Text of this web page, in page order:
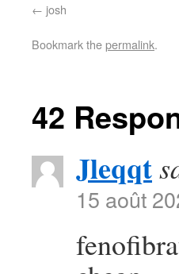
josh
Bookmark thepermalink.
42
Jleqqt
15 août